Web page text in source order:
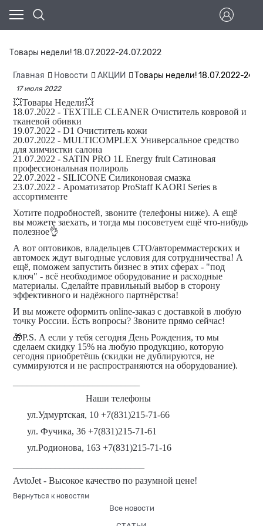
Товары недели! 18.07.2022-24.07.2022
Главная Новости АКЦИИ Товары недели! 18.07.2022-
17 июля 2022
💥Товары Недели💥
18.07.2022 - TEXTILE CLEANER Очиститель ковровой и
тканевой обивки
19.07.2022 - D1 Очиститель кожи
20.07.2022 - MULTICOMPLEX Универсальное средство
для химчистки салона
21.07.2022 - SATIN PRO 1L Energy fruit Сатиновая
профессиональная полироль
22.07.2022 - SILICONE Силиконовая смазка
23.07.2022 - Ароматизатор ProStaff KAORI Series в
ассортименте
Хотите подробностей, звоните (телефоны ниже). А ещё
вы можете заехать, и тогда мы посоветуем ещё что-нибудь
полезное👌
А вот оптовиков, владельцев СТО/автореммастерских и
автомоек ждут выгодные условия для сотрудничества! А
ещё, поможем запустить бизнес в этих сферах - "под
ключ" - всё необходимое оборудование и расходные
материалы. Сделайте правильный выбор в сторону
эффективного и надёжного партнёрства!
И вы можете оформить online-заказ с доставкой в любую
точку России. Есть вопросы? Звоните прямо сейчас!
🎁P.S. А если у тебя сегодня День Рождения, то мы
сделаем скидку 15% на любую продукцию, которую
сегодня приобретёшь (скидки не дублируются, не
суммируются и не распространяются на оборудование).
⠀⠀ ⠀ ⠀ ⠀ ⠀ ⠀ ⠀ Наши телефоны
⠀⠀ул.Удмуртская, 10 +7(831)215-71-66
⠀⠀ул. Фучика, 36 +7(831)215-71-61
⠀⠀ул.Родионова, 163 +7(831)215-71-16
AvtoJet - Высокое качество по разумной цене!
Вернуться к новостям
Все новости